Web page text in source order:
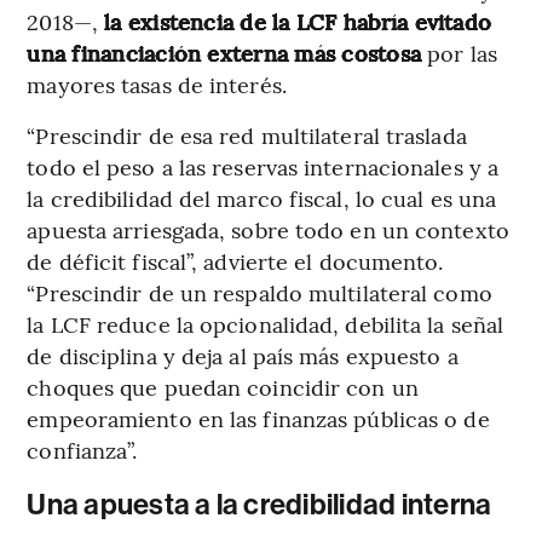
2018—,la existencia de la LCF habría evitado
una financiación externa más costosapor las
mayores tasas de interés.
“Prescindir de esa red multilateral traslada
todo el peso a las reservas internacionales y a
la credibilidad del marco fiscal, lo cual es una
apuesta arriesgada, sobre todo en un contexto
de déficit fiscal”, advierte el documento.
“Prescindir de un respaldo multilateral como
la LCF reduce la opcionalidad, debilita la señal
de disciplina y deja al país más expuesto a
choques que puedan coincidir con un
empeoramiento en las finanzas públicas o de
confianza”.
Una apuesta a la credibilidad interna